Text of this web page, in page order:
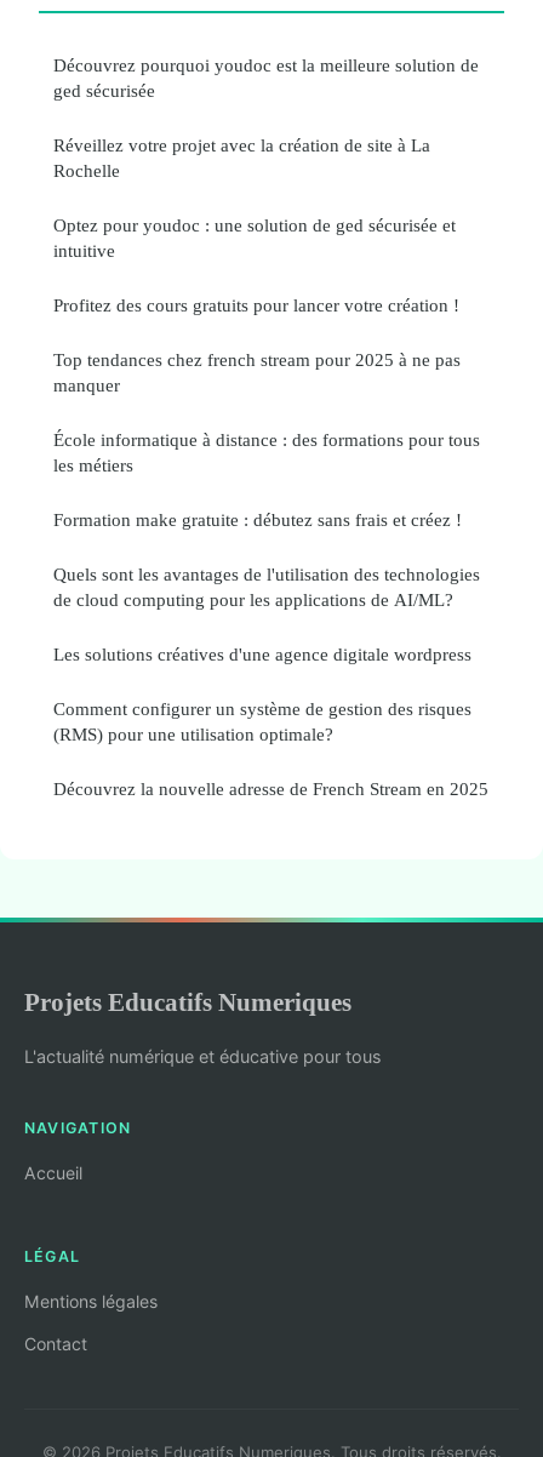
Découvrez pourquoi youdoc est la meilleure solution de
ged sécurisée
Réveillez votre projet avec la création de site à La
Rochelle
Optez pour youdoc : une solution de ged sécurisée et
intuitive
Profitez des cours gratuits pour lancer votre création !
Top tendances chez french stream pour 2025 à ne pas
manquer
École informatique à distance : des formations pour tous
les métiers
Formation make gratuite : débutez sans frais et créez !
Quels sont les avantages de l'utilisation des technologies
de cloud computing pour les applications de AI/ML?
Les solutions créatives d'une agence digitale wordpress
Comment configurer un système de gestion des risques
(RMS) pour une utilisation optimale?
Découvrez la nouvelle adresse de French Stream en 2025
Projets Educatifs Numeriques
L'actualité numérique et éducative pour tous
NAVIGATION
Accueil
LÉGAL
Mentions légales
Contact
© 2026 Projets Educatifs Numeriques. Tous droits réservés.